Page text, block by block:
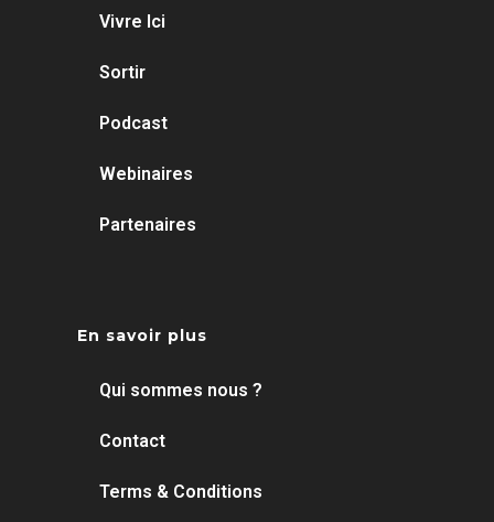
Vivre Ici
Sortir
Podcast
Webinaires
Partenaires
En savoir plus
Qui sommes nous ?
Contact
Terms & Conditions